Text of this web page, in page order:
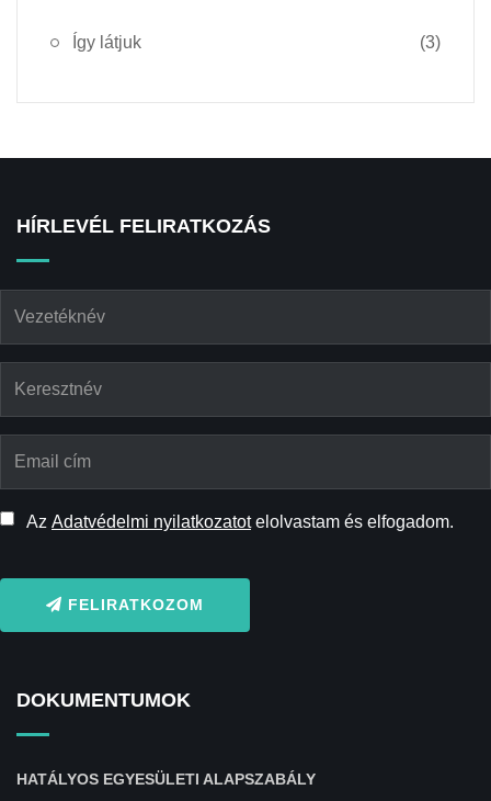
Így látjuk (3)
HÍRLEVÉL FELIRATKOZÁS
Az Adatvédelmi nyilatkozatotelolvastam és elfogadom.
FELIRATKOZOM
DOKUMENTUMOK
HATÁLYOS EGYESÜLETI ALAPSZABÁLY